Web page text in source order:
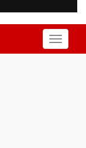
Toggle